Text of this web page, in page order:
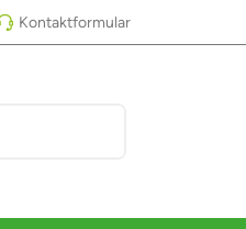
Kontaktformular